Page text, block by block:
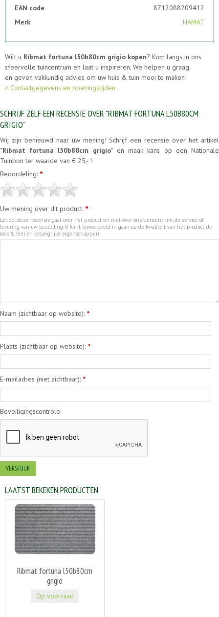
EAN code
8712088209412
Merk
HAMAT
Wilt u Ribmat fortuna l50b80cm grigio kopen? Kom langs in ons
sfeervolle tuincentrum en laat u inspireren. We helpen u graag
en geven vakkundig advies om uw huis & tuin mooi te maken!
> Contactgegevens en openingstijden
SCHRIJF ZELF EEN RECENSIE OVER "RIBMAT FORTUNA L50B80CM
GRIGIO"
Wij zijn benieuwd naar uw mening! Schrijf een recensie over het artikel
"Ribmat fortuna l50b80cm grigio"en maak kans op een Nationale
Tuinbon ter waarde van € 25,- !
Beoordeling: *
Uw mening over dit product: *
Let op: deze recensie gaat over het product en niet over ons tuincentrum, de service of
levering van uw bestelling. U kunt bijvoorbeeld in gaan op de kwaliteit van het product, de
look & feel en belangrijke eigenschappen.
Naam (zichtbaar op website): *
Plaats (zichtbaar op website): *
E-mailadres (niet zichtbaar): *
Beveiligingscontrole:
LAATST BEKEKEN PRODUCTEN
Ribmat fortuna l50b80cm
grigio
Op voorraad